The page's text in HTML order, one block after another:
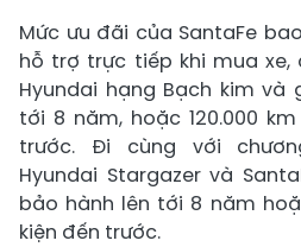
Mức ưu đãi của SantaFe
hỗ trợ trực tiếp khi mua xe,
Hyundai hạng Bạch kim và
tới 8 năm, hoặc 120.000
trước. Đi cùng với
Hyundai Stargazer và
bảo hành lên tới 8 năm
kiện đến trước.